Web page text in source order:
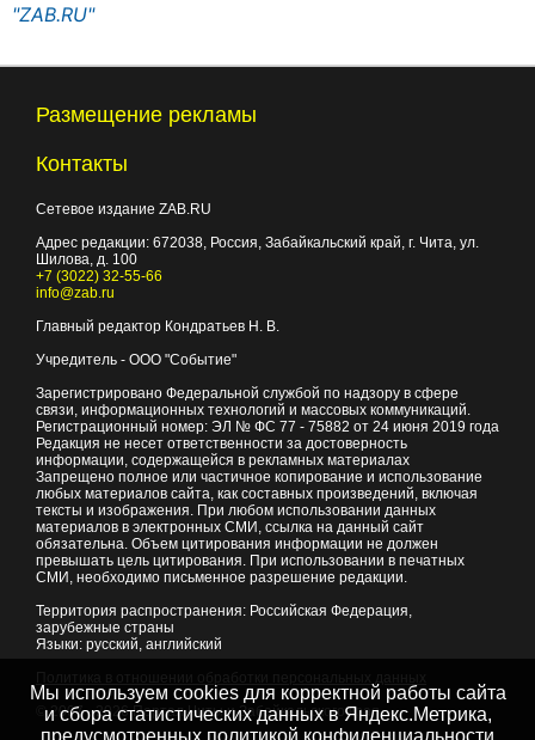
"ZAB.RU"
Размещение рекламы
Контакты
Сетевое издание ZAB.RU
Адрес редакции: 672038 , Россия, Забайкальский край, г. Чита ул.
Шилова, д. 100
+7 (3022) 32-55-66
info@zab.ru
Главный редактор Кондратьев Н. В.
Учредитель - ООО "Событие"
Зарегистрировано Федеральной службой по надзору в сфере
связи, информационных технологий и массовых коммуникаций.
Регистрационный номер: ЭЛ № ФС 77 - 75882 от 24 июня 2019 года
Редакция не несет ответственности за достоверность
информации, содержащейся в рекламных материалах
Запрещено полное или частичное копирование и использование
любых материалов сайта, как составных произведений, включая
тексты и изображения. При любом использовании данных
материалов в электронных СМИ, ссылка на данный сайт
обязательна. Объем цитирования информации не должен
превышать цель цитирования. При использовании в печатных
СМИ, необходимо письменное разрешение редакции.
Территория распространения: Российская Федерация,
зарубежные страны
Языки: русский, английский
© 2007 - 2026Портал Читы и Забайкальского края
Мы используем cookies для корректной работы сайта
и сбора статистических данных в Яндекс.Метрика,
предусмотренных политикой конфиденциальности